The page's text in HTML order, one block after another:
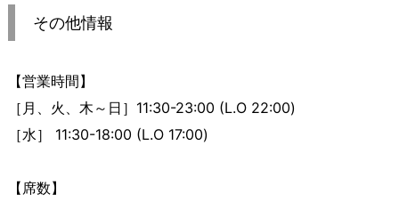
その他情報
【営業時間】
［月、火、木～日］11:30-23:00 (L.O 22:00)
［水］ 11:30-18:00 (L.O 17:00)
【席数】